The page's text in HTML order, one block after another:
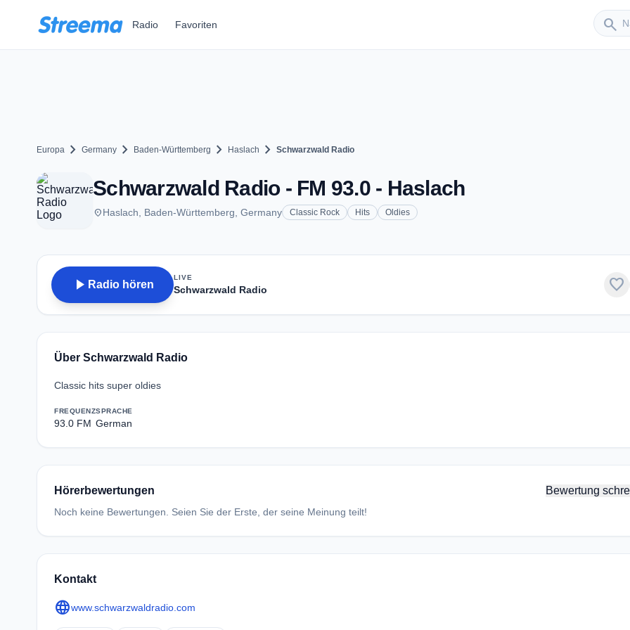
Radio Favoriten search
Europa chevron_right Germany chevron_right Baden-Württemberg chevron_right Haslach chevron_right Schwarzwald Radio
Schwarzwald Radio - FM 93.0 - Haslach
placeHaslach, Baden-Württemberg, Germany Classic Rock Hits Oldies
play_arrow Radio hören
LIVE
Schwarzwald Radio favorite
Über Schwarzwald Radio
Classic hits super oldies
FREQUENZ
93.0 FM
SPRACHE
German
Hörerbewertungen Bewertung
Noch keine Bewertungen. Seien Sie der Erste, der seine Meinung teilt!
Kontakt
languagewww.schwarzwaldradio.com